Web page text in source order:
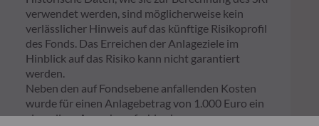
verwendet werden, sind möglicherweise kein
verlässlicher Hinweis auf das künftige Risikoprofil
des Fonds. Das Erreichen der Anlageziele im
Hinblick auf das Risiko kann nicht garantiert
werden.
Neben den auf Fondsebene anfallenden Kosten
wurde für einen Anlagebetrag von 1.000 Euro ein
einmaliger Ausgabeaufschlag bzw.